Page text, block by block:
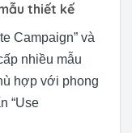
thiết kế
Campaign” và
nhiều mẫu
hợp với phong
“Use